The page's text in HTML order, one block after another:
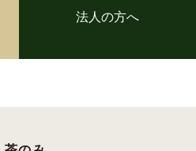
法人の方へ